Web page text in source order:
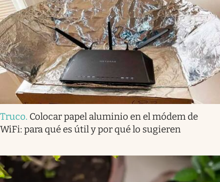
Truco. Colocar papel aluminio en el módem de
WiFi: para qué es útil y por qué lo sugieren